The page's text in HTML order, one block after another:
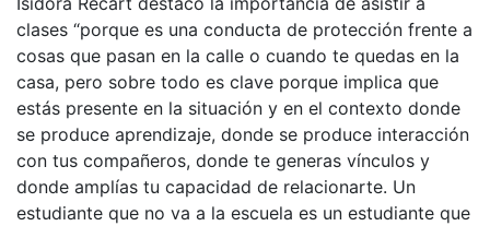
clases “porque es una conducta de protección frente a
cosas que pasan en la calle o cuando te quedas en la
casa, pero sobre todo es clave porque implica que
estás presente en la situación y en el contexto donde
se produce aprendizaje, donde se produce interacción
con tus compañeros, donde te generas vínculos y
donde amplías tu capacidad de relacionarte. Un
estudiante que no va a la escuela es un estudiante que